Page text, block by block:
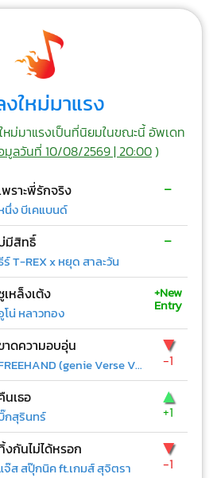
งใหม่มาแรง
ม่มาแรงเป็นที่นิยมในขณะนี้ อัพเดท
มูลวันที่ 10/08/2569 | 20:00)
พราะพี่รักจริง
นึ่ง บีเคแบนด์
-
มีสิทธิ์
ร์ T-REX x หยุด สาละวัน
-
เหล็งเต้ง
โน่ หลาวทอง
+New
Entry
าดความอบอุ่น
FREEHAND (genie Verse Vol.1)
▼
-1
นเธอ
กสุรินทร์
▲
+1
งกันไม่ได้หรอก
จ๊ส สปุ๊กนิค ft.เกมส์ สุจิตรา
▼
-1